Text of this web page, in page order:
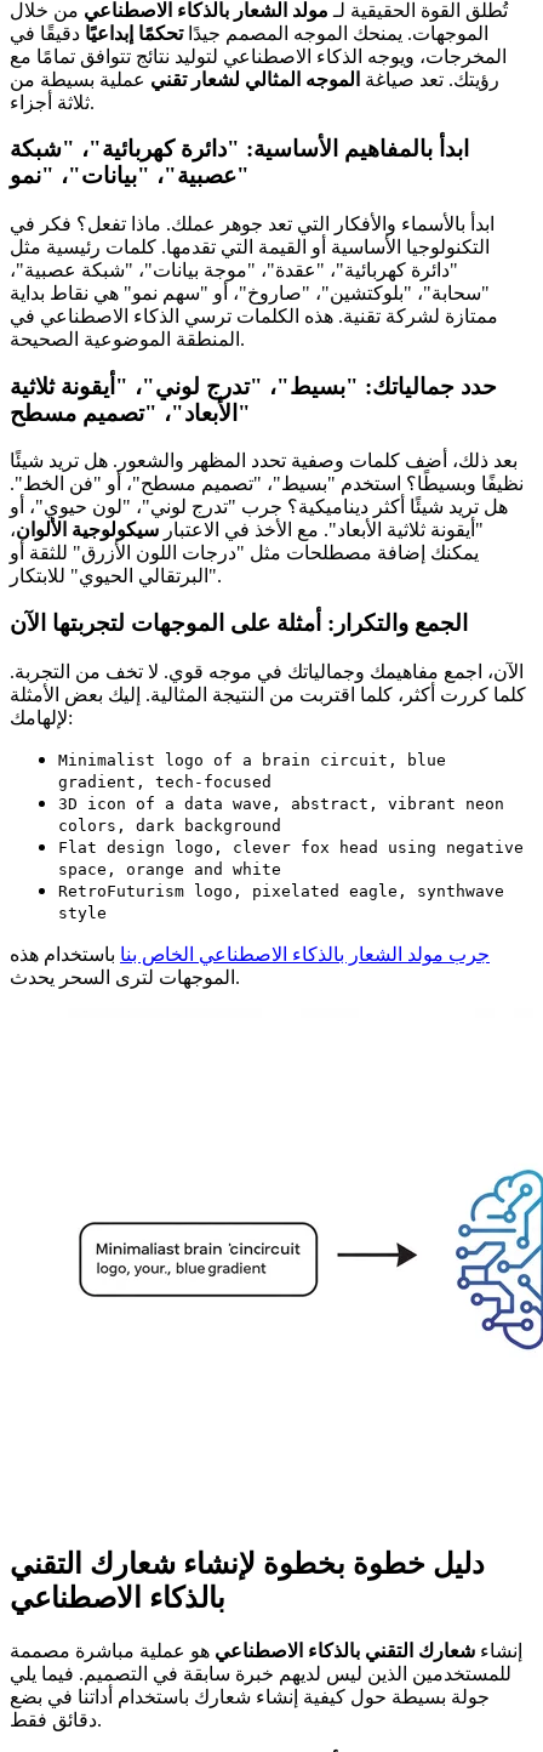
تُطلق القوة الحقيقية لـ مولد الشعار بالذكاء الاصطناعي من خلال
الموجهات. يمنحك الموجه المصمم جيدًاتحكمًا إبداعيًا دقيقًا في
المخرجات، ويوجه الذكاء الاصطناعي لتوليد نتائج تتوافق تمامًا مع
رؤيتك. تعد صياغة الموجه المثالي لشعار تقني عملية بسيطة من
ثلاثة أجزاء.
ابدأ بالمفاهيم الأساسية: "دائرة كهربائية"، "شبكة
عصبية"، "بيانات"، "نمو"
ابدأ بالأسماء والأفكار التي تعد جوهر عملك. ماذا تفعل؟ فكر في
التكنولوجيا الأساسية أو القيمة التي تقدمها. كلمات رئيسية مثل
"دائرة كهربائية"، "عقدة"، "موجة بيانات"، "شبكة عصبية"،
"سحابة"، "بلوكتشين"، "صاروخ"، أو "سهم نمو" هي نقاط بداية
ممتازة لشركة تقنية. هذه الكلمات ترسي الذكاء الاصطناعي في
المنطقة الموضوعية الصحيحة.
حدد جمالياتك: "بسيط"، "تدرج لوني"، "أيقونة ثلاثية
الأبعاد"، "تصميم مسطح"
بعد ذلك، أضف كلمات وصفية تحدد المظهر والشعور. هل تريد شيئًا
نظيفًا وبسيطًا؟ استخدم "بسيط"، "تصميم مسطح"، أو "فن الخط".
هل تريد شيئًا أكثر ديناميكية؟ جرب "تدرج لوني"، "لون حيوي"، أو
"أيقونة ثلاثية الأبعاد". مع الأخذ في الاعتبار سيكولوجية الألوان،
يمكنك إضافة مصطلحات مثل "درجات اللون الأزرق" للثقة أو
"البرتقالي الحيوي" للابتكار.
الجمع والتكرار: أمثلة على الموجهات لتجربتها الآن
الآن، اجمع مفاهيمك وجمالياتك في موجه قوي. لا تخف من التجربة.
كلما كررت أكثر، كلما اقتربت من النتيجة المثالية. إليك بعض الأمثلة
لإلهامك:
Minimalist logo of a brain circuit, blue
gradient, tech-focused
3D icon of a data wave, abstract, vibrant neon
colors, dark background
Flat design logo, clever fox head using negative
space, orange and white
RetroFuturism logo, pixelated eagle, synthwave
style
جرب مولد الشعار بالذكاء الاصطناعي الخاص بنا باستخدام هذه
الموجهات لترى السحر يحدث.
دليل خطوة بخطوة لإنشاء شعارك التقني
بالذكاء الاصطناعي
إنشاء شعارك التقني بالذكاء الاصطناعي هو عملية مباشرة مصممة
للمستخدمين الذين ليس لديهم خبرة سابقة في التصميم. فيما يلي
جولة بسيطة حول كيفية إنشاء شعارك باستخدام أداتنا في بضع
دقائق فقط.